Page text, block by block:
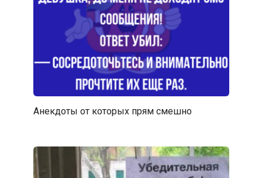
Анекдоты от которых прям смешно